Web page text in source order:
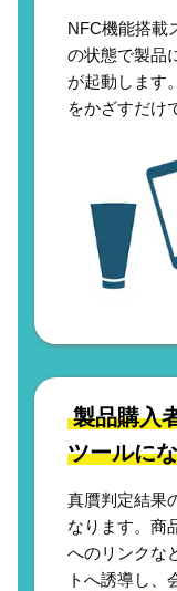
NFC機能搭載
の状態で製品
が起動します
をかざすだけ
製品購入
ツールに
真贋判定結果
なります。商
へのリンクな
トへ誘導し、